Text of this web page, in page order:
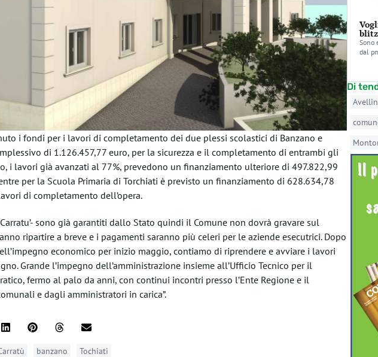
i fondi per i lavori di completamento dei due plessi scolastici di Banzano e
di 1.126.457,77 euro, per la sicurezza e il completamento di entrambi gli
i lavori già avanzati al 77%, prevedono un finanziamento ulteriore di 497.822,99
per la Scuola Primaria di Torchiati è previsto un finanziamento di 628.634,78
di completamento dell’opera.
sono già garantiti dallo Stato quindi il Comune non dovrà gravare sul
ripartire a breve e i pagamenti saranno più celeri per le aziende esecutrici. Dopo
economico per inizio maggio, contiamo di riprendere e avviare i lavori
Grande l’impegno dell’amministrazione insieme all’Ufficio Tecnico per il
fermo al palo da anni, con continui incontri presso l’Ente Regione e il
e dagli amministratori in carica”.
banzano Tochiati
Sono
dal
Di